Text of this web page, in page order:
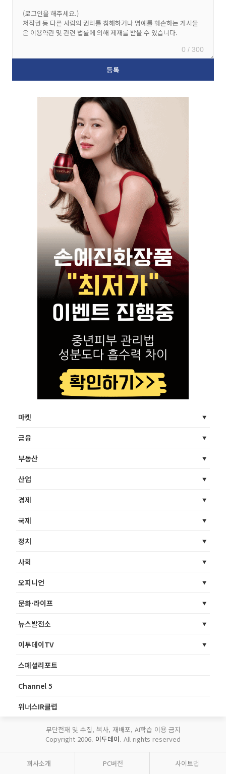
0 / 300
마켓
금융
부동산
산업
경제
국제
정치
사회
오피니언
문화·라이프
뉴스발전소
이투데이TV
스페셜리포트
Channel 5
위너스IR클럽
무단전재 및 수집, 복사, 재배포, AI학습 이용 금지
Copyright 2006. 이투데이. All rights reserved
회사소개 PC버전 사이트맵